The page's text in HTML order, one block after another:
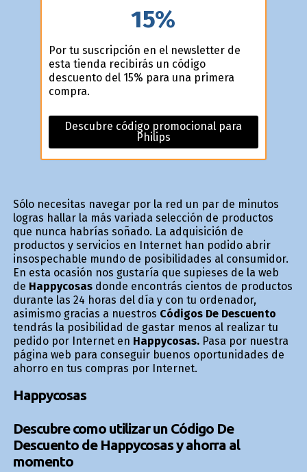
15%
Por tu suscripción en el newsletter de
esta tienda recibirás un código
descuento del 15% para una primera
compra.
Descubre código promocional para
Philips
Sólo necesitas navegar por la red un par de minutos
logras hallar la más variada selección de productos
que nunca habrías soñado. La adquisición de
productos y servicios en Internet han podido abrir
insospechable mundo de posibilidades al consumidor.
En esta ocasión nos gustaría que supieses de la web
de Happycosasdonde encontrás cientos de productos
durante las 24 horas del día y con tu ordenador,
asimismo gracias a nuestros Códigos De Descuento
tendrás la posibilidad de gastar menos al realizar tu
pedido por Internet en Happycosas.Pasa por nuestra
página web para conseguir buenos oportunidades de
ahorro en tus compras por Internet.
Happycosas
Descubre como utilizar un Código De
Descuento de Happycosas y ahorra al
momento